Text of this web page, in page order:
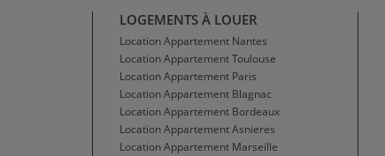
LOGEMENTS À LOUER
Location Appartement Nantes
Location Appartement Toulouse
Location Appartement Paris
Location Appartement Blagnac
Location Appartement Bordeaux
Location Appartement Asnieres
Location Appartement Marseille